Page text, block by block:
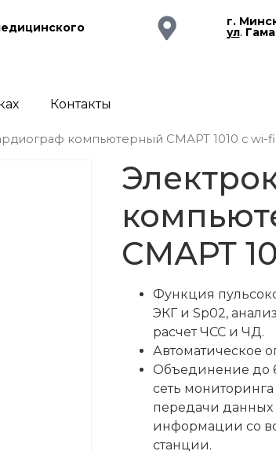
г.
ул.
Контакты
компьютерный СМАРТ 1010 с wi-fi
СМАРТ
Функция
ЭКГ и Sp02,
расчет ЧСС и ЧД.
Автоматическое
Объединение до
сеть
передачи данных
информации со
станции.